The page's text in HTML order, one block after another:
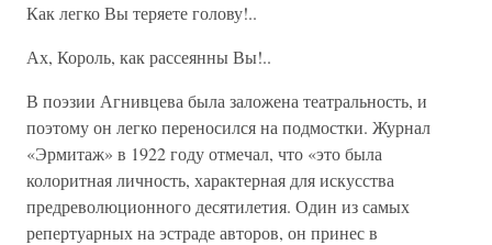
Как легко Вы теряете голову!..
Ах, Король, как рассеянны Вы!..
В поэзии Агнивцева была заложена театральность, и
поэтому он легко переносился на подмостки. Журнал
«Эрмитаж» в 1922 году отмечал, что «это была
колоритная личность, характерная для искусства
предреволюционного десятилетия. Один из самых
репертуарных на эстраде авторов, он принес в